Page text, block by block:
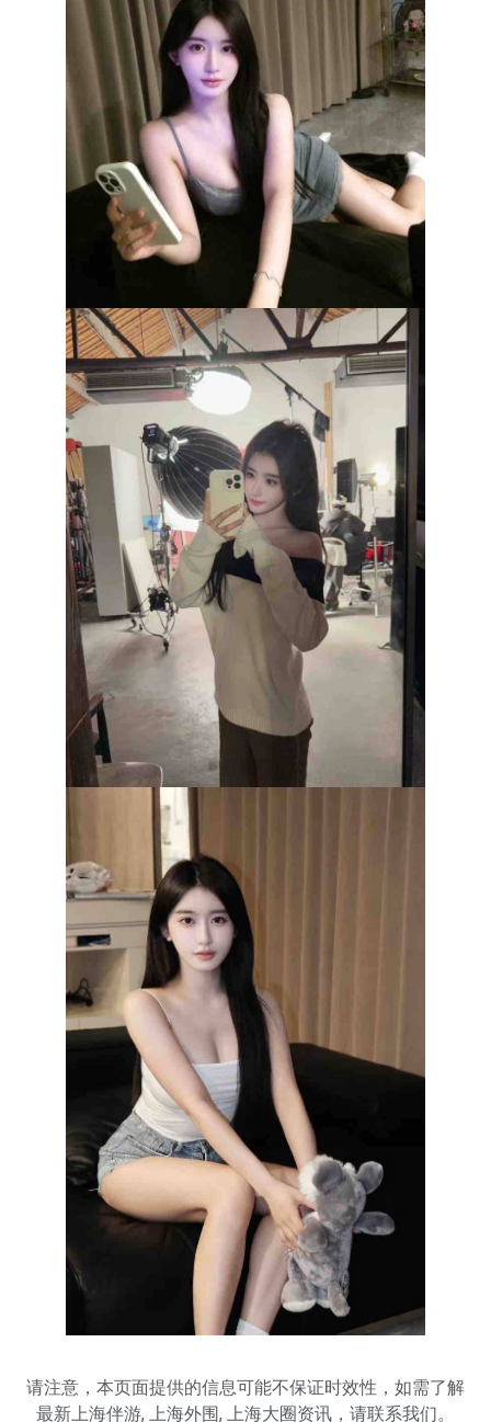
请注意，本页面提供的信息可能不保证时效性，如需了解
最新上海伴游, 上海外围, 上海大圈资讯，请联系我们。